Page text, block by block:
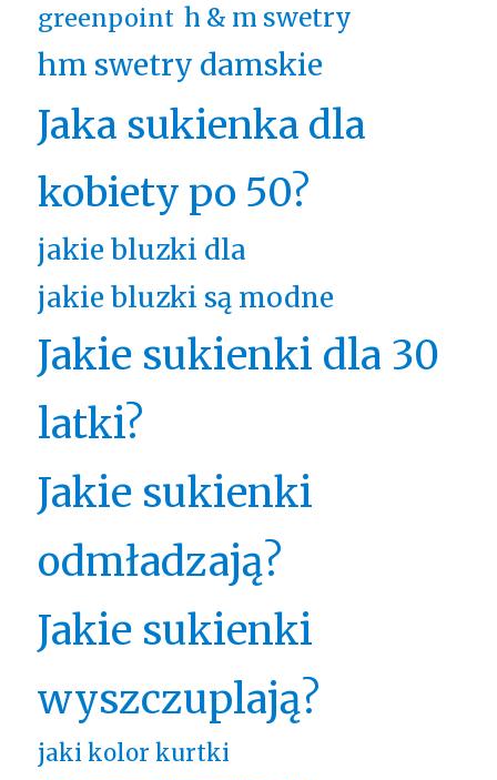
greenpoint h & m swetry
hm swetry damskie
Jaka sukienka dla
kobiety po 50?
jakie bluzki dla
jakie bluzki są modne
Jakie sukienki dla 30
latki?
Jakie sukienki
odmładzają?
Jakie sukienki
wyszczuplają?
jaki kolor kurtki